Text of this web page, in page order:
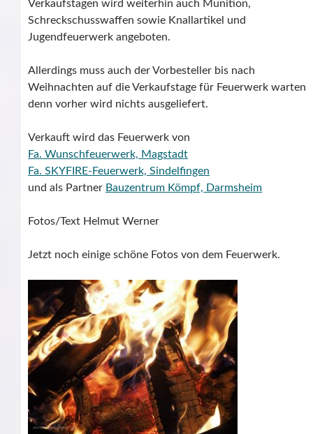
Verkaufstagen wird weiterhin auch Munition,
Schreckschusswaffen sowie Knallartikel und
Jugendfeuerwerk angeboten.
Allerdings muss auch der Vorbesteller bis nach
Weihnachten auf die Verkaufstage für Feuerwerk warten
denn vorher wird nichts ausgeliefert.
Verkauft wird das Feuerwerk von
Fa. Wunschfeuerwerk, Magstadt
Fa. SKYFIRE-Feuerwerk, Sindelfingen
und als Partner Bauzentrum Kömpf, Darmsheim
Fotos/Text Helmut Werner
Jetzt noch einige schöne Fotos von dem Feuerwerk.